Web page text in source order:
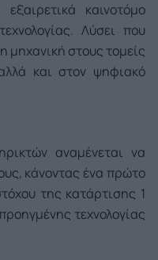
καινοτόμο
Λύσει που
μηχανική στους τομείς
και στον ψηφιακό
αναμένεται να
κάνοντας ένα πρώτο
της κατάρτισης 1
τεχνολογίας